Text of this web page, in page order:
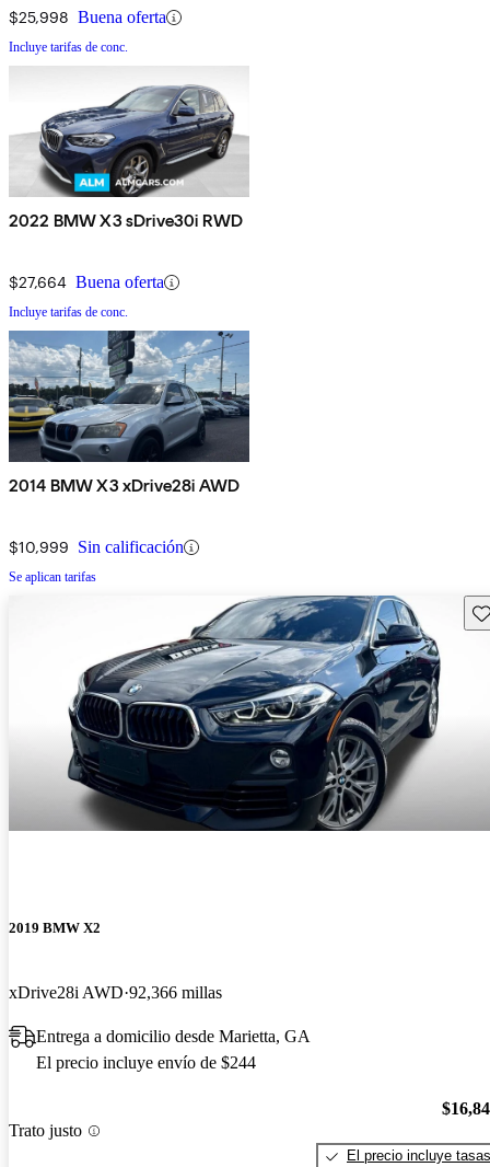
$25,998 Buena oferta
Incluye tarifas de conc.
2022 BMW X3 sDrive30i RWD
$27,664 Buena oferta
Incluye tarifas de conc.
2014 BMW X3 xDrive28i AWD
$10,999 Sin calificación
Se aplican tarifas
2019 BMW X2
xDrive28i AWD 92,366 millas
Entrega a domicilio desde Marietta, GA
El precio incluye envío de $244
Trato justo
El precio incluye tasas